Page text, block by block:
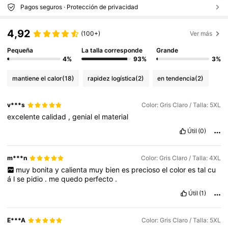
Pagos seguros · Protección de privacidad
4,92 (100+) Ver más
Pequeña
4%
La talla corresponde
93%
Grande
3%
mantiene el calor(18) rapidez logística(2) en tendencia(2)
v***s Color: Gris Claro / Talla: 5XL
excelentecalidad ,genialel material
Útil (0)
m***n Color: Gris Claro / Talla: 4XL
muy bonita y calienta muy bien es precioso el color es tal cu
á lse pidio . mequedo perfecto .
Útil (1)
E***A Color: Gris Claro / Talla: 5XL